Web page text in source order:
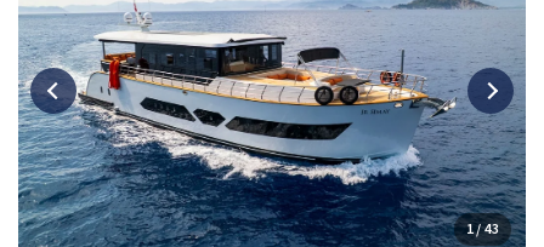
1 / 43